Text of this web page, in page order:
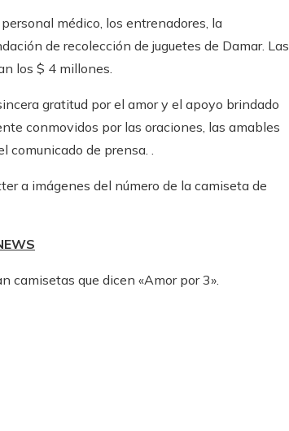
médico, los entrenadores, la
de recolección de juguetes de Damar. Las
los $ 4 millones.
gratitud por el amor y el apoyo brindado
conmovidos por las oraciones, las amables
comunicado de prensa. .
a imágenes del número de la camiseta de
camisetas que dicen «Amor por 3».